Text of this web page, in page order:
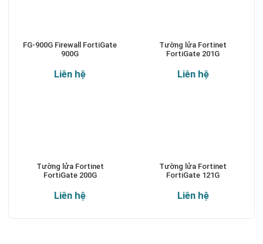
FG-900G Firewall FortiGate
900G
Liên hệ
Tường lửa Fortinet
FortiGate 201G
Liên hệ
Tường lửa Fortinet
FortiGate 200G
Liên hệ
Tường lửa Fortinet
FortiGate 121G
Liên hệ